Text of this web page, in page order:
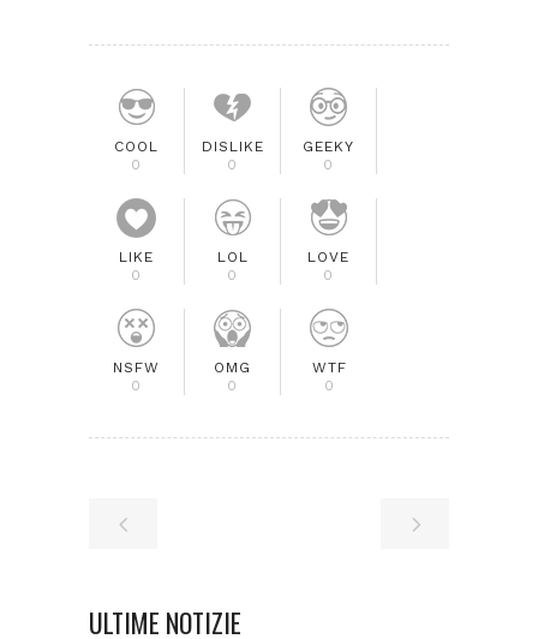
COOL
0
DISLIKE
0
GEEKY
0
LIKE
0
LOL
0
LOVE
0
NSFW
0
OMG
0
WTF
0
ULTIME NOTIZIE